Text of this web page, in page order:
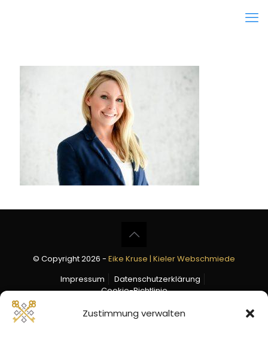
Zustimmung verwalten
© Copyright 2026 - Eike Kruse | Kieler Webschmiede
Impressum
Datenschutzerklärung
Cookie-Richtlinie